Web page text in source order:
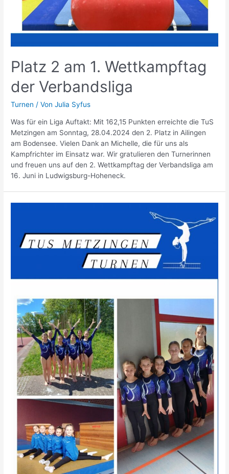
Platz 2 am 1. Wettkampftag
der Verbandsliga
Turnen / VonJulia Syfus
Was für ein Liga Auftakt: Mit 162,15 Punkten erreichte die TuS
Metzingen am Sonntag, 28.04.2024 den 2. Platz in Ailingen
am Bodensee. Vielen Dank an Michelle, die für uns als
Kampfrichter im Einsatz war. Wir gratulieren den Turnerinnen
und freuen uns auf den 2. Wettkampftag der Verbandsliga am
16. Juni in Ludwigsburg-Hoheneck.